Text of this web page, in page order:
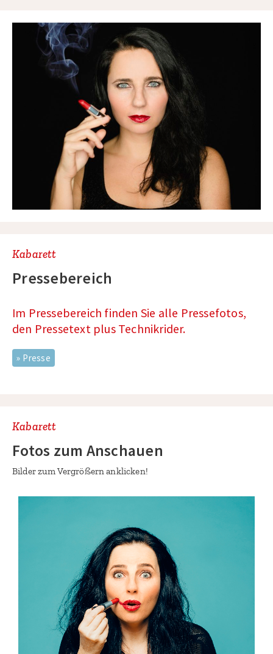
Kabarett
Pressebereich
Im Pressebereich finden Sie alle Pressefotos,
den Pressetext plus Technikrider.
Presse
Kabarett
Fotos zum Anschauen
Bilder zum Vergrößern anklicken!